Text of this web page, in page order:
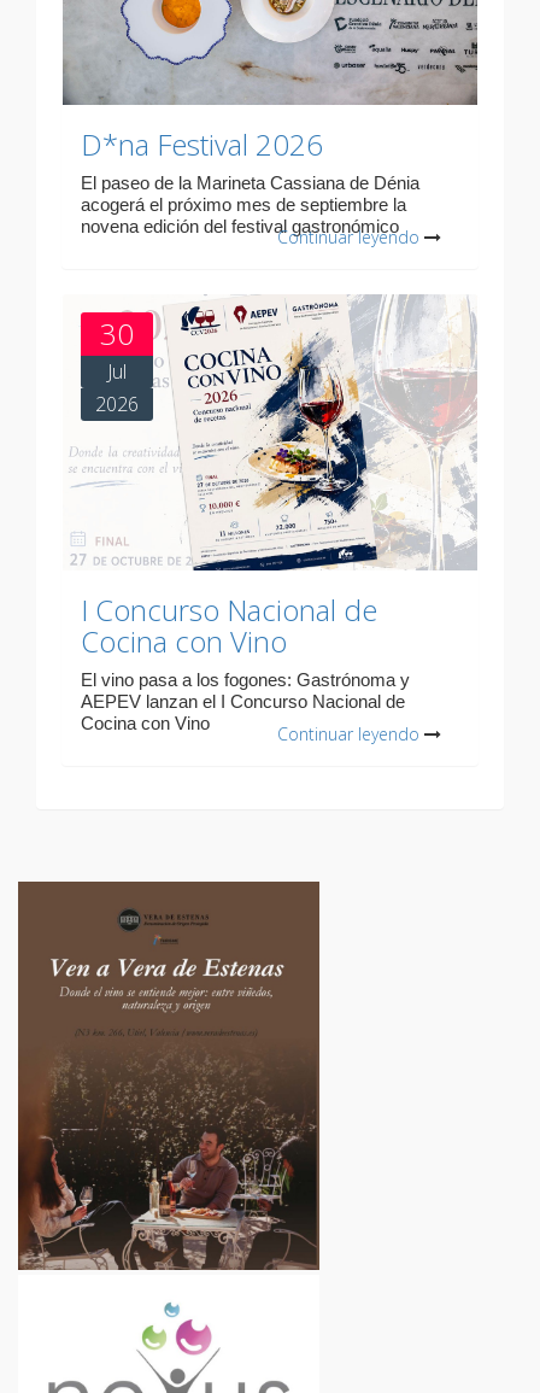
D*na Festival 2026
El paseo de la Marineta Cassiana de Dénia
acogerá el próximo mes de septiembre la
novena edición del festival gastronómico
Continuar leyendo
30
Jul
2026
I Concurso Nacional de
Cocina con Vino
El vino pasa a los fogones: Gastrónoma y
AEPEV lanzan el I Concurso Nacional de
Cocina con Vino
Continuar leyendo